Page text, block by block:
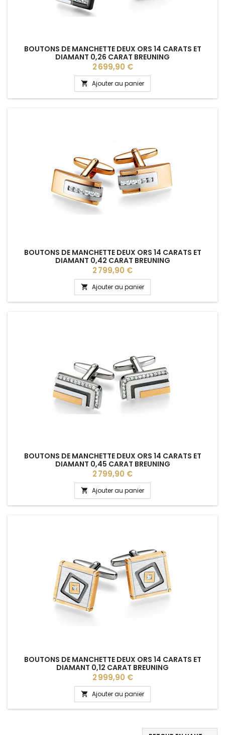
BOUTONS DE MANCHETTE DEUX ORS 14 CARATS ET
DIAMANT 0,26 CARAT BREUNING
Prix
2 699,90 €
 Ajouter au panier
BOUTONS DE MANCHETTE DEUX ORS 14 CARATS ET
DIAMANT 0,42 CARAT BREUNING
Prix
2 799,90 €
 Ajouter au panier
BOUTONS DE MANCHETTE DEUX ORS 14 CARATS ET
DIAMANT 0,45 CARAT BREUNING
Prix
2 799,90 €
 Ajouter au panier
BOUTONS DE MANCHETTE DEUX ORS 14 CARATS ET
DIAMANT 0,12 CARAT BREUNING
Prix
2 999,90 €
 Ajouter au panier